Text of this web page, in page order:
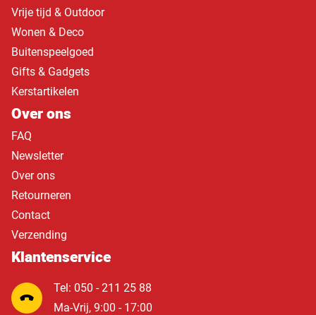
Vrije tijd & Outdoor
Wonen & Deco
Buitenspeelgoed
Gifts & Gadgets
Kerstartikelen
Over ons
FAQ
Newsletter
Over ons
Retourneren
Contact
Verzending
Klantenservice
Tel: 050 - 211 25 88
Ma-Vrij, 9:00 - 17:00